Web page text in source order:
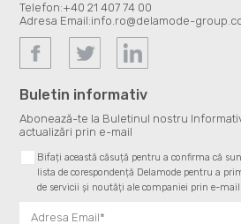
Telefon:+40 21 407 74 00
Adresa Email:info.ro@delamode-
Buletin informativ
Abonează-te la Buletinul nostru
actualizări prin e-mail
Bifați această căsuță pentru a confirma că
lista de corespondență Delamode pentru a
de servicii și noutăți ale companiei prin e-mail